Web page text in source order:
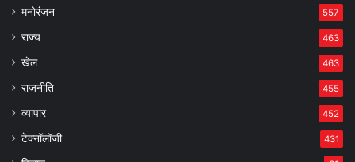
मनोरंजन 557
राज्य 463
खेल 463
राजनीति 455
व्यापार 452
टेक्नॉलॉजी 431